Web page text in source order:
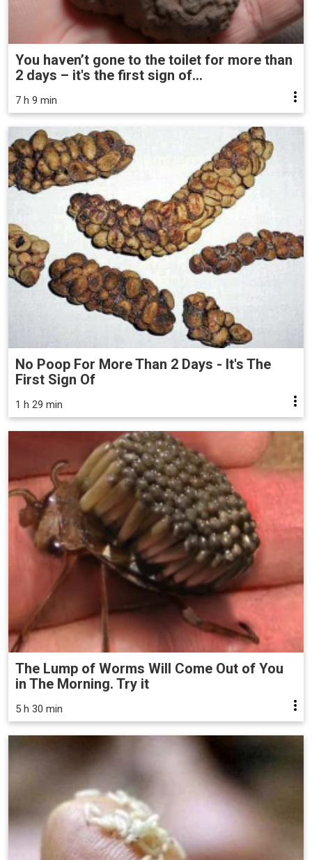
You haven’t gone to the toilet for more than
2 days – it's the first sign of...
7 h 9 min
No Poop For More Than 2 Days - It's The
First Sign Of
1 h 29 min
The Lump of Worms Will Come Out of You
in The Morning. Try it
5 h 30 min